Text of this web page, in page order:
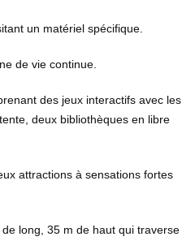
un matériel spécifique.
de vie continue.
des jeux interactifs avec les
deux bibliothèques en libre
attractions à sensations fortes
long, 35 m de haut qui traverse